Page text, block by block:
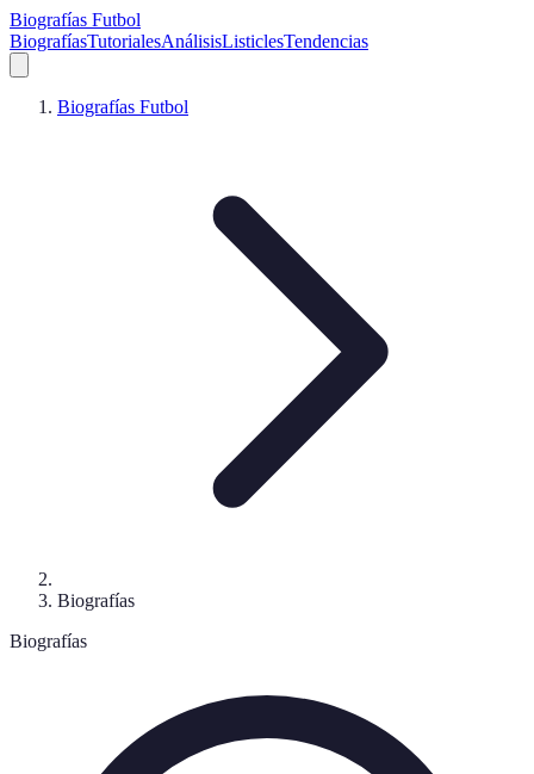
Biografías Futbol
BiografíasTutorialesAnálisisListiclesTendencias
Biografías Futbol
Biografías
Biografías